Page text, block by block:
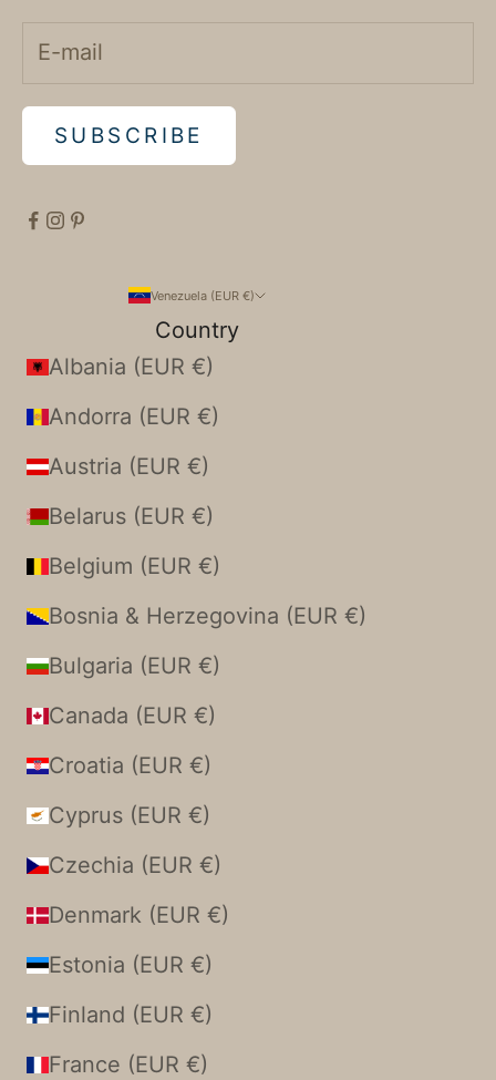
SUBSCRIBE
Venezuela (EUR €)
Country
Albania (EUR €)
Andorra (EUR €)
Austria (EUR €)
Belarus (EUR €)
Belgium (EUR €)
Bosnia & Herzegovina (EUR €)
Bulgaria (EUR €)
Canada (EUR €)
Croatia (EUR €)
Cyprus (EUR €)
Czechia (EUR €)
Denmark (EUR €)
Estonia (EUR €)
Finland (EUR €)
France (EUR €)